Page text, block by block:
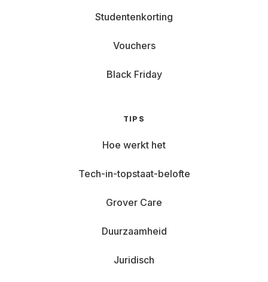
Studentenkorting
Vouchers
Black Friday
TIPS
Hoe werkt het
Tech-in-topstaat-belofte
Grover Care
Duurzaamheid
Juridisch